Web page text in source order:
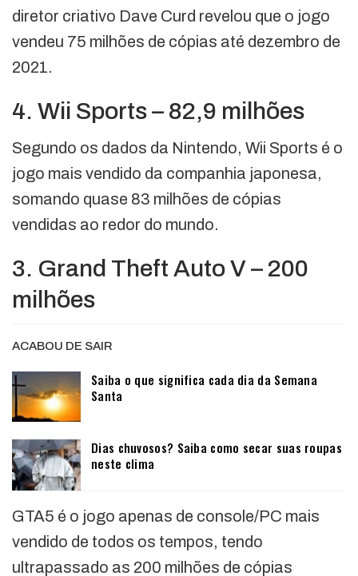
diretor criativo Dave Curd revelou que o jogo
vendeu 75 milhões de cópias até dezembro de
2021.
4. Wii Sports – 82,9 milhões
Segundo os dados da Nintendo, Wii Sports é o
jogo mais vendido da companhia japonesa,
somando quase 83 milhões de cópias
vendidas ao redor do mundo.
3. Grand Theft Auto V – 200
milhões
ACABOU DE SAIR
Saiba o que significa cada dia da Semana
Santa
Dias chuvosos? Saiba como secar suas roupas
neste clima
GTA5 é o jogo apenas de console/PC mais
vendido de todos os tempos, tendo
ultrapassado as 200 milhões de cópias